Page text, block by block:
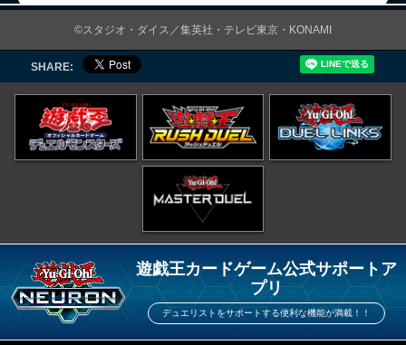
©スタジオ・ダイス／集英社・テレビ東京・KONAMI
SHARE:
遊戯王カードゲーム公式サポートア
プリ
デュエリストをサポートする便利な機能が満載！！